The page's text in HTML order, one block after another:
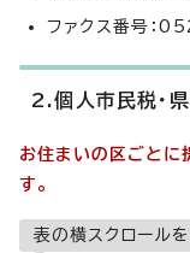
ファクス番号
2.個人市民税・
お住まいの区ごとに
す。
表の横スクロール